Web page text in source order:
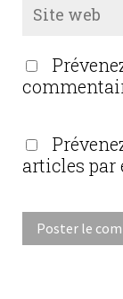
articles par